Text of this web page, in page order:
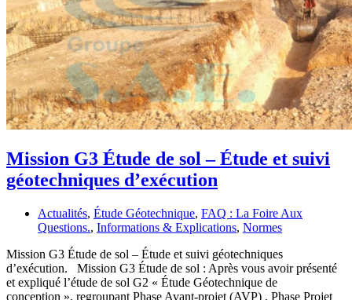
Mission G3 Étude de sol – Étude et suivi
géotechniques d’exécution
Actualités, Étude Géotechnique, FAQ : La Foire Aux
Questions., Informations & Explications, Normes
Mission G3 Étude de sol – Étude et suivi géotechniques
d’exécution. Mission G3 Étude de sol : Après vous avoir présenté
et expliqué l’étude de sol G2 « Étude Géotechnique de
conception », regroupant Phase Avant-projet (AVP) , Phase Projet